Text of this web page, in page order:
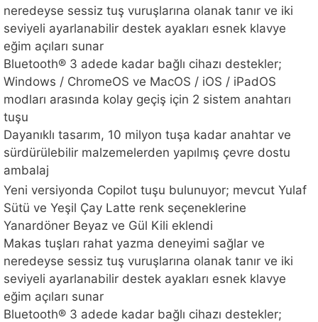
neredeyse sessiz tuş vuruşlarına olanak tanır ve iki
seviyeli ayarlanabilir destek ayakları esnek klavye
eğim açıları sunar
Bluetooth® 3 adede kadar bağlı cihazı destekler;
Windows / ChromeOS ve MacOS / iOS / iPadOS
modları arasında kolay geçiş için 2 sistem anahtarı
tuşu
Dayanıklı tasarım, 10 milyon tuşa kadar anahtar ve
sürdürülebilir malzemelerden yapılmış çevre dostu
ambalaj
Yeni versiyonda Copilot tuşu bulunuyor; mevcut Yulaf
Sütü ve Yeşil Çay Latte renk seçeneklerine
Yanardöner Beyaz ve Gül Kili eklendi
Makas tuşları rahat yazma deneyimi sağlar ve
neredeyse sessiz tuş vuruşlarına olanak tanır ve iki
seviyeli ayarlanabilir destek ayakları esnek klavye
eğim açıları sunar
Bluetooth® 3 adede kadar bağlı cihazı destekler;